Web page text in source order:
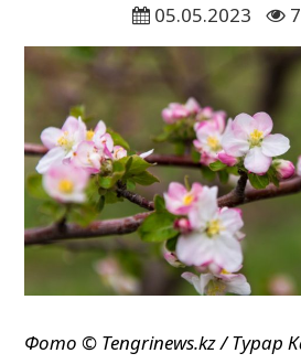
05.05.2023
Фото ©️ Tengrinews.kz / Турар